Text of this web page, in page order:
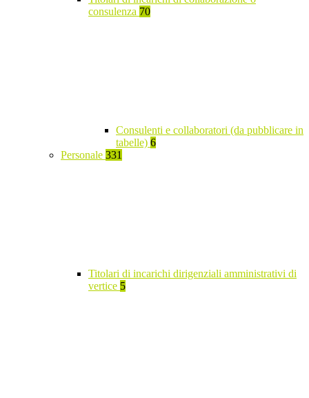
consulenza 70
Consulenti e collaboratori (da pubblicare in
tabelle) 6
Personale 331
Titolari di incarichi dirigenziali amministrativi di
vertice 5